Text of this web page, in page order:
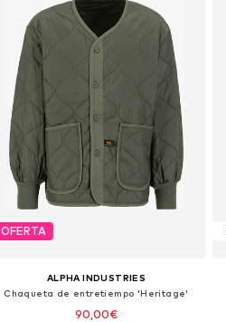
OFERTA
ALPHA INDUSTRIES
Chaqueta de entretiempo 'Heritage'
90,00€